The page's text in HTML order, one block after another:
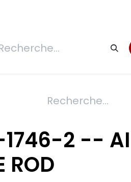
Réfection
2 --
ROD